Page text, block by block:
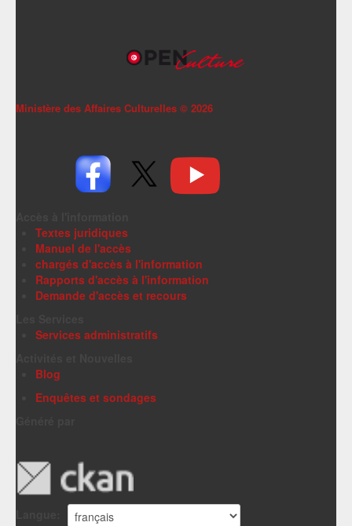
Ministère des Affaires Culturelles © 2026
Textes juridiques
Manuel de l'accès
chargés d'accès à l'information
Rapports d'accès à l'information
Demande d'accès et recours
Services administratifs
Blog
Enquêtes et sondages